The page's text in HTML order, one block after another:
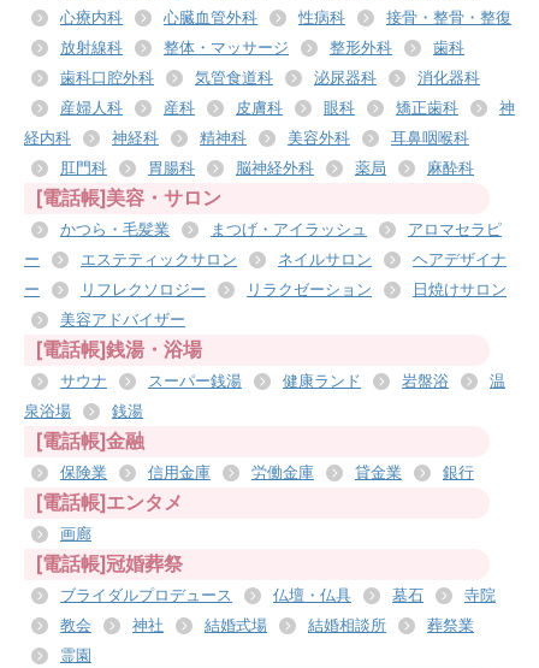
心療内科
心臓血管外科 性病科
接骨・整骨・整復
放射線科
整体・マッサージ 整形外科
歯科
歯科口腔外科
気管食道科 泌尿器科
消化器科
産婦人科
産科 皮膚科 眼科 矯正歯科
神
経内科
神経科 精神科 美容外科
耳鼻咽喉科
肛門科
胃腸科 脳神経外科 薬局 麻酔科
[電話帳]美容・サロン
かつら・毛髪業 まつげ・アイラッシュ
アロマセラピ
ー
エステティックサロン ネイルサロン
ヘアデザイナ
ー
リフレクソロジー リラクゼーション
日焼けサロン
美容アドバイザー
[電話帳]銭湯・浴場
サウナ スーパー銭湯 健康ランド 岩盤浴
温
泉浴場
銭湯
[電話帳]金融
保険業 信用金庫 労働金庫 貸金業 銀行
[電話帳]エンタメ
画廊
[電話帳]冠婚葬祭
ブライダルプロデュース 仏壇・仏具 墓石
寺院
教会
神社 結婚式場 結婚相談所
葬祭業
霊園